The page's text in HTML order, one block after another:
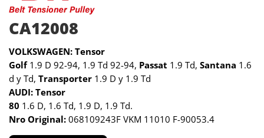
CA12008
VOLKSWAGEN: Tensor
Golf1.9 D 92-94, 1.9 Td 92-94, Passat 1.9 Td, Santana 1.6
d y Td, Transporter 1.9 D y 1.9 Td
AUDI: Tensor
80 1.6 D, 1.6 Td, 1.9 D, 1.9 Td.
Nro Original: 068109243F VKM 11010 F-90053.4